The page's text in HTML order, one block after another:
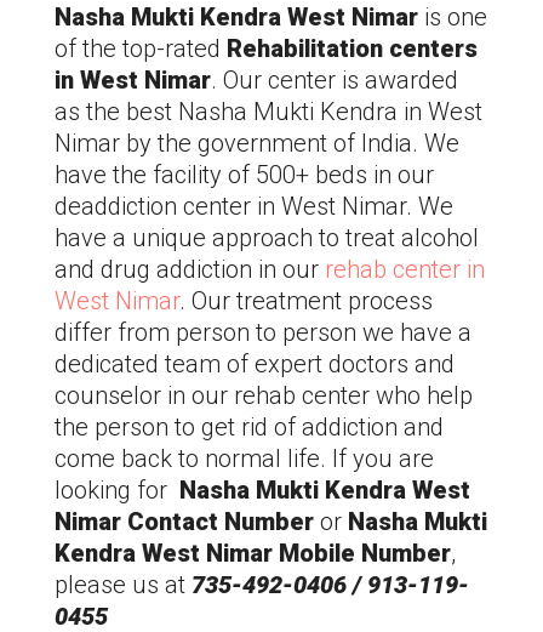
Nasha Mukti Kendra West Nimar is one
of the top-rated Rehabilitation centers
in West Nimar. Our center is awarded
as the best Nasha Mukti Kendra in West
Nimar by the government of India. We
have the facility of 500+ beds in our
deaddiction center in West Nimar. We
have a unique approach to treat alcohol
and drug addiction in our rehab center in
West Nimar. Our treatment process
differ from person to person we have a
dedicated team of expert doctors and
counselor in our rehab center who help
the person to get rid of addiction and
come back to normal life. If you are
looking for Nasha Mukti Kendra West
Nimar Contact Number or Nasha Mukti
Kendra West Nimar Mobile Number,
please us at 735-492-0406 / 913-119-
0455